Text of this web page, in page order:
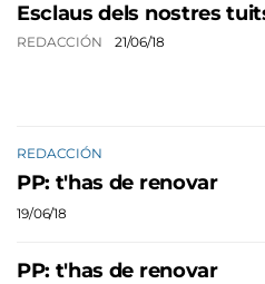
Esclaus dels nostres
REDACCIÓN 21/06/18
REDACCIÓN
PP: t'has de renovar
19/06/18
PP: t'has de renovar